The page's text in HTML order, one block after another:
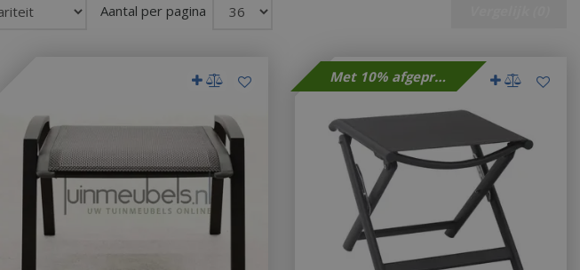
Aantal per pagina
Met 10% afgeprijsd